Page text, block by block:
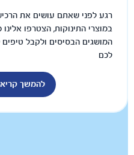
רגע לפני שאתם עושים את
במוצרי התינוקות, הצטרפו
המושגים הבסיסים ולקבל
לכם
להמשך